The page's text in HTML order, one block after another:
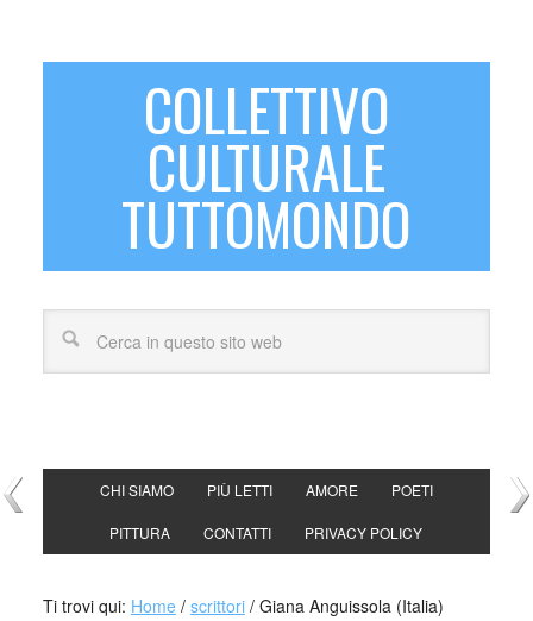
COLLETTIVO
CULTURALE
TUTTOMONDO
CHI SIAMO PIÙ LETTI AMORE POETI
PITTURA CONTATTI PRIVACY POLICY
Ti trovi qui: Home / scrittori /Giana Anguissola (Italia)